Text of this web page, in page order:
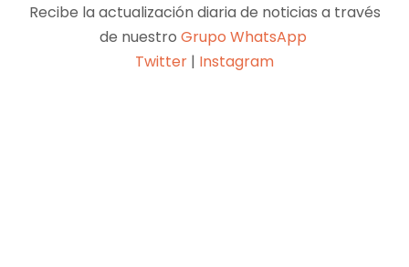
Recibe la actualización diaria de noticias a través
de nuestro Grupo WhatsApp
Twitter | Instagram